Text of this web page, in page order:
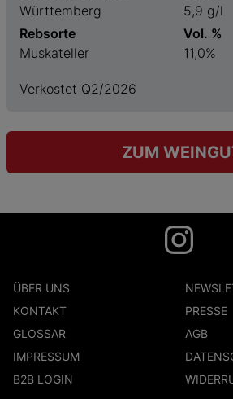
Württemberg
5,9 g/l
Rebsorte
Muskateller
Vol. %
11,0%
Verkostet Q2/2026
ZUM
ÜBER UNS
KONTAKT
PRESSE
GLOSSAR
AGB
IMPRESSUM
B2B LOGIN